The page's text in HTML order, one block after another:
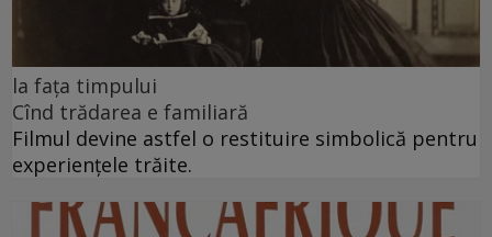
la fața timpului
Cînd trădarea e familiară
Filmul devine astfel o restituire simbolică pentru
experiențele trăite.